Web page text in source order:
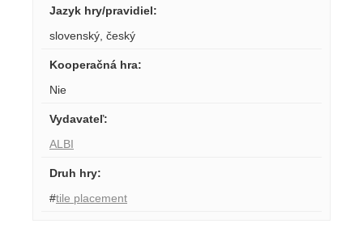
Jazyk hry/pravidiel:
slovenský český
Kooperačná hra:
Nie
Vydavateľ:
ALBI
Druh hry:
#tile placement